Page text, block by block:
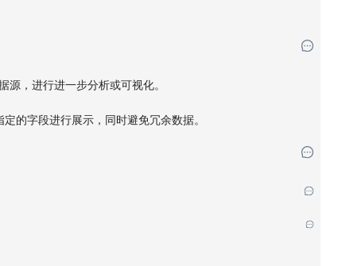
源，进行进一步分析或可视化。
的字段进行展示，同时避免冗余数据。